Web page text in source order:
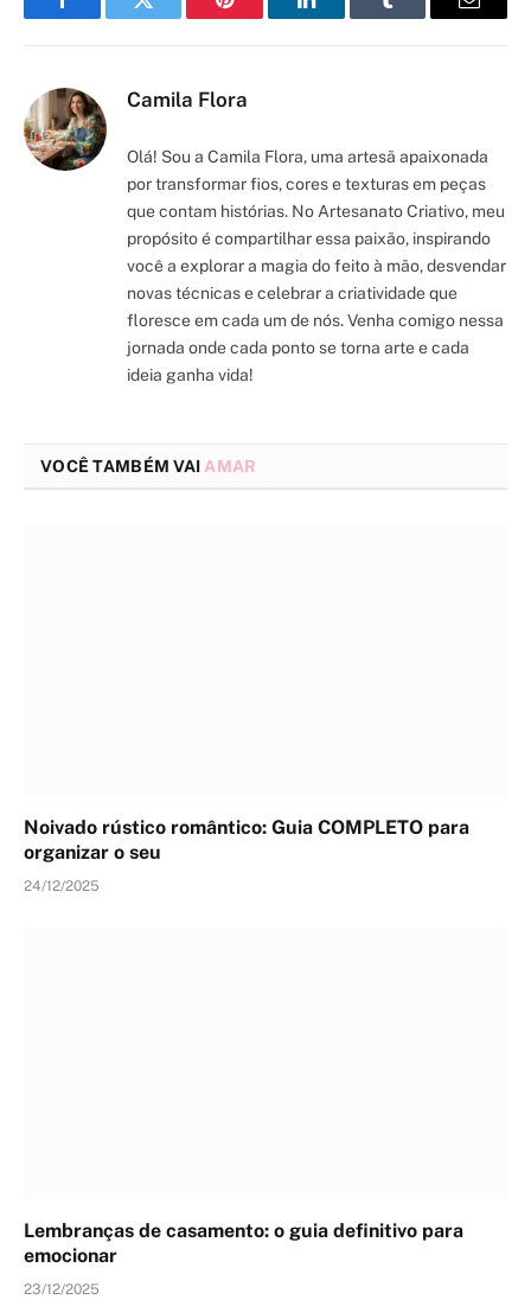
FacebookTwitter Pinterest LinkedInTumblr Email
Camila Flora
Olá! Sou a Camila Flora, uma artesã apaixonada
por transformar fios, cores e texturas em peças
que contam histórias. No Artesanato Criativo, meu
propósito é compartilhar essa paixão, inspirando
você a explorar a magia do feito à mão, desvendar
novas técnicas e celebrar a criatividade que
floresce em cada um de nós. Venha comigo nessa
jornada onde cada ponto se torna arte e cada
ideia ganha vida!
VOCÊ TAMBÉM VAI AMAR
Noivado rústico romântico: Guia COMPLETO para
organizar o seu
24/12/2025
Lembranças de casamento: o guia definitivo para
emocionar
23/12/2025